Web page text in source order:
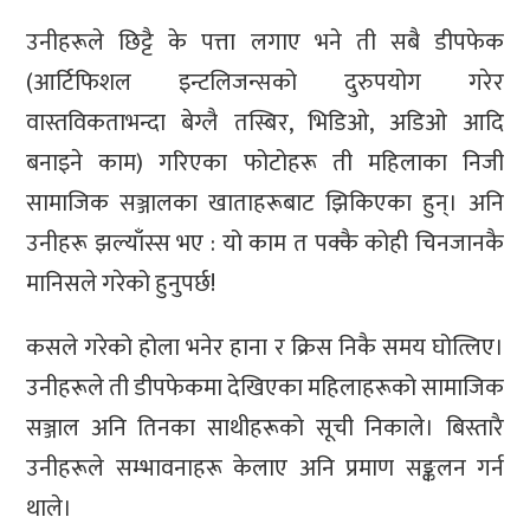
उनीहरूले छिट्टै के पत्ता लगाए भने ती सबै डीपफेक
(आर्टिफिशल इन्टलिजन्सको दुरुपयोग गरेर
वास्तविकताभन्दा बेग्लै तस्बिर, भिडिओ, अडिओ आदि
बनाइने काम) गरिएका फोटोहरू ती महिलाका निजी
सामाजिक सञ्जालका खाताहरूबाट झिकिएका हुन्। अनि
उनीहरू झल्याँस्स भए : यो काम त पक्कै कोही चिनजानकै
मानिसले गरेको हुनुपर्छ!
कसले गरेको होला भनेर हाना र क्रिस निकै समय घोत्लिए।
उनीहरूले ती डीपफेकमा देखिएका महिलाहरूको सामाजिक
सञ्जाल अनि तिनका साथीहरूको सूची निकाले। बिस्तारै
उनीहरूले सम्भावनाहरू केलाए अनि प्रमाण सङ्कलन गर्न
थाले।